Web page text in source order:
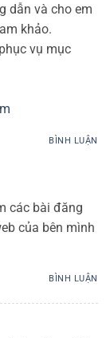
dẫn và cho em
khảo.
vụ mục
BÌNH LUẬN
các bài đăng
của bên mình
BÌNH LUẬN